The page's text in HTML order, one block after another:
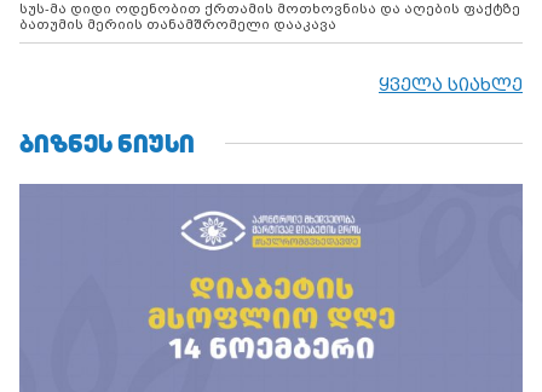
სუს-მა დიდი ოდენობით ქრთამის მოთხოვნისა და აღების ფაქტზე
ბათუმის მერიის თანამშრომელი დააკავა
ყველა სიახლე
ᲑᲘᲖᲜᲔᲡ ᲜᲘᲣᲡᲘ